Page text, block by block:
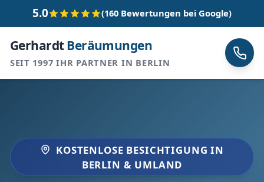
5.0 (160 Bewertungen bei Google)
GerhardtBeräumungen
SEIT 1997 IHR PARTNER IN BERLIN
KOSTENLOSE BESICHTIGUNG IN
BERLIN & UMLAND